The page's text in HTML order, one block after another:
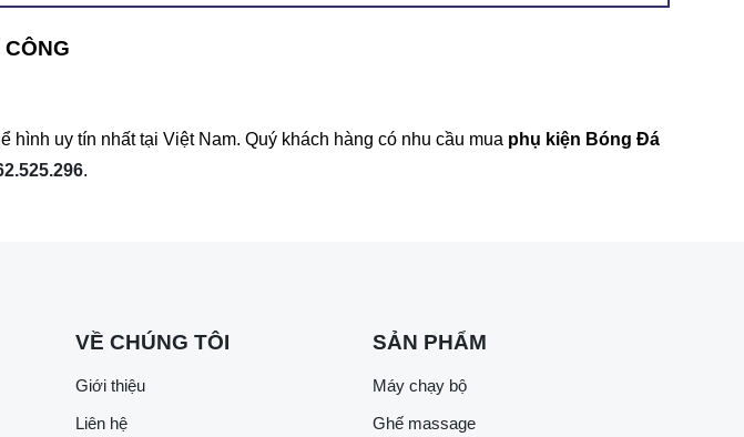
uy tín nhất tại Việt Nam. Quý khách hàng có nhu cầu mua phụ kiện Bóng Đá
.
VỀ CHÚNG TÔI
Giới thiệu
Liên hệ
SẢN PHẨM
Máy chạy bộ
Ghế massage